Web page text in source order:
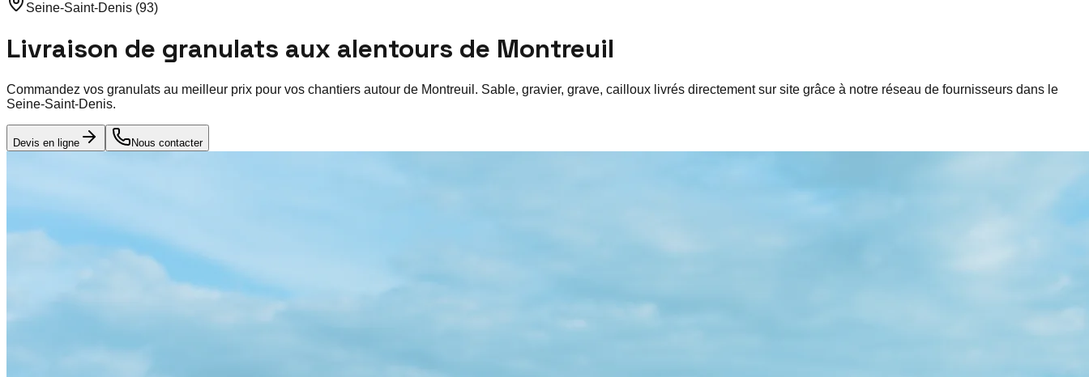
Seine-Saint-Denis (93)
Livraison de granulats aux alentours de Montreuil
Commandez vos granulats au meilleur prix pour vos chantiers autour de Montreuil . Sable, gravier, grave, cailloux livrés directement sur site grâce à notre réseau de fournisseurs dans le
Seine-Saint-Denis.
Devis en ligne Nous contacter